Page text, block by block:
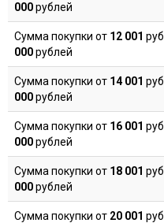
000рублей
Сумма покупки от 12 001
000рублей
Сумма покупки от 14 001
000рублей
Сумма покупки от 16 001
000рублей
Сумма покупки от 18 001
000рублей
Сумма покупки от 20 001